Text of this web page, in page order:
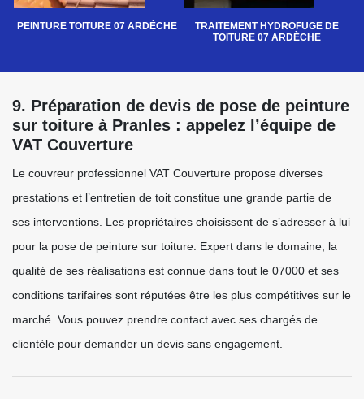
PEINTURE TOITURE 07 ARDÈCHE
TRAITEMENT HYDROFUGE DE
TOITURE 07 ARDÈCHE
9. Préparation de devis de pose de peinture
sur toiture à Pranles : appelez l’équipe de
VAT Couverture
Le couvreur professionnel VAT Couverture propose diverses
prestations et l’entretien de toit constitue une grande partie de
ses interventions. Les propriétaires choisissent de s’adresser à lui
pour la pose de peinture sur toiture. Expert dans le domaine, la
qualité de ses réalisations est connue dans tout le 07000 et ses
conditions tarifaires sont réputées être les plus compétitives sur le
marché. Vous pouvez prendre contact avec ses chargés de
clientèle pour demander un devis sans engagement.